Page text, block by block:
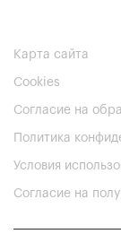
Карта сайта
Cookies
Согласие на
Политика
Условия
Согласие на